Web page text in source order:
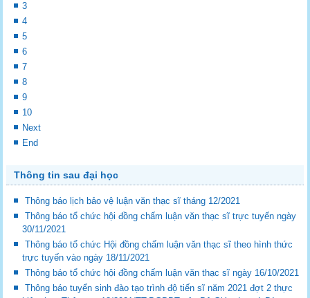
3
4
5
6
7
8
9
10
Next
End
Thông tin sau đại học
Thông báo lịch bảo vệ luận văn thạc sĩ tháng 12/2021
Thông báo tổ chức hội đồng chấm luận văn thạc sĩ trực tuyến ngày
30/11/2021
Thông báo tổ chức Hội đồng chấm luận văn thạc sĩ theo hình thức
trực tuyến vào ngày 18/11/2021
Thông báo tổ chức hội đồng chấm luận văn thạc sĩ ngày 16/10/2021
Thông báo tuyển sinh đào tạo trình độ tiến sĩ năm 2021 đợt 2 thực